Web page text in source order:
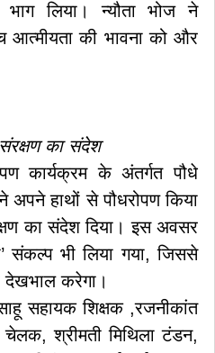
भाग लिया। न्यौता भोज ने
आत्मीयता की भावना को और
संरक्षण का संदेश
कार्यक्रम के अंतर्गत पौधे
अपने हाथों से पौधरोपण किया
का संदेश दिया। इस अवसर
संकल्प भी लिया गया, जिससे
देखभाल करेगा।
सहायक शिक्षक ,रजनीकांत
श्रीमती मिथिला टंडन,